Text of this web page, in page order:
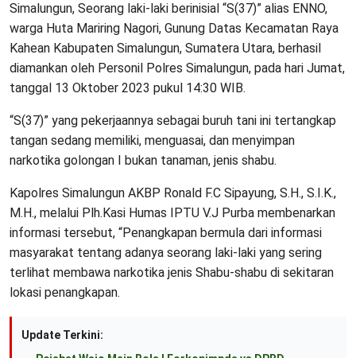
Simalungun, Seorang laki-laki berinisial “S(37)” alias ENNO,
warga Huta Mariring Nagori, Gunung Datas Kecamatan Raya
Kahean Kabupaten Simalungun, Sumatera Utara, berhasil
diamankan oleh Personil Polres Simalungun, pada hari Jumat,
tanggal 13 Oktober 2023 pukul 14:30 WIB.
“S(37)” yang pekerjaannya sebagai buruh tani ini tertangkap
tangan sedang memiliki, menguasai, dan menyimpan
narkotika golongan I bukan tanaman, jenis shabu.
Kapolres Simalungun AKBP Ronald F.C Sipayung, S.H., S.I.K.,
M.H., melalui Plh.Kasi Humas IPTU V.J Purba membenarkan
informasi tersebut, “Penangkapan bermula dari informasi
masyarakat tentang adanya seorang laki-laki yang sering
terlihat membawa narkotika jenis Shabu-shabu di sekitaran
lokasi penangkapan.
Update Terkini: